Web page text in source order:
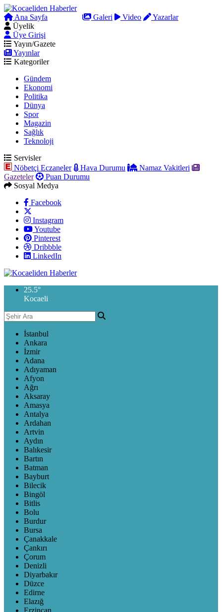
Ana Sayfa Galeri Video
Yazarlar
Üyelik
Üye Girişi
Yayın/Gazete
Yayınlar
Kategoriler
Gündem
Ekonomi
Politika
Dünya
Spor
Magazin
Sağlık
Teknoloji
Servisler
Nöbetçi Eczaneler
Hava Durumu
Namaz Vakitleri
Gazeteler
Puan Durumu
Sosyal Medya
Facebook
Instagram
Youtube
Pinterest
Dribbble
LinkedIn
25.5°
Kocaeli
İstanbul
Ankara
İzmir
Adana
Adıyaman
Afyon
Ağrı
Aksaray
Amasya
Antalya
Ardahan
Artvin
Aydın
Balıkesir
Bartın
Batman
Bayburt
Bilecik
Bingöl
Bitlis
Bolu
Burdur
Bursa
Çanakkale
Çankırı
Çorum
Denizli
Diyarbakır
Düzce
Edirne
Elazığ
Erzincan